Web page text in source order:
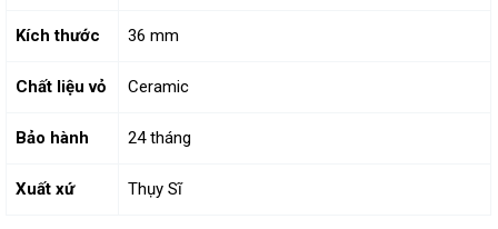
Kích thước 36 mm
Chất liệu vỏ Ceramic
Bảo hành 24 tháng
Xuất xứ Thụy Sĩ